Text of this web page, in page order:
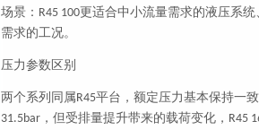
场景： R45 100更适合中小流量需求的液压系统
需求的工况。
压力参数区别
两个系列同属R45平台，额定压力基本保持一
31.5bar ，但受排量提升带来的载荷变化， R45